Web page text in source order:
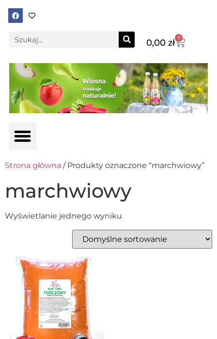
0,00 zł 0
Strona główna / Produkty oznaczone “marchwiowy”
marchwiowy
Wyświetlanie jednego wyniku